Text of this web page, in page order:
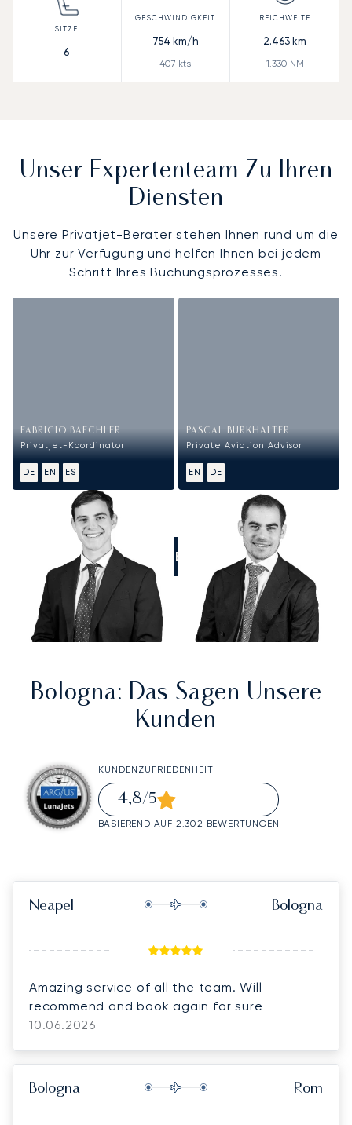
6
754 km/h
407 kts
2.463 km
1.330 NM
Unser Expertenteam Zu Ihren
Diensten
Unsere Privatjet-Berater stehen Ihnen rund um die
Uhr zur Verfügung und helfen Ihnen bei jedem
Schritt Ihres Buchungsprozesses.
FABRICIO BAECHLER
Privatjet-Koordinator
DE EN ES
PASCAL BURKHALTER
Private Aviation Advisor
EN DE
RUFEN SIE UNS AN
Bologna: Das Sagen Unsere
Kunden
KUNDENZUFRIEDENHEIT
4,8/5
BASIEREND AUF 2.302 BEWERTUNGEN
Neapel Bologna
Amazing service of all the team. Will
recommend and book again for sure
10.06.2026
Bologna Rom